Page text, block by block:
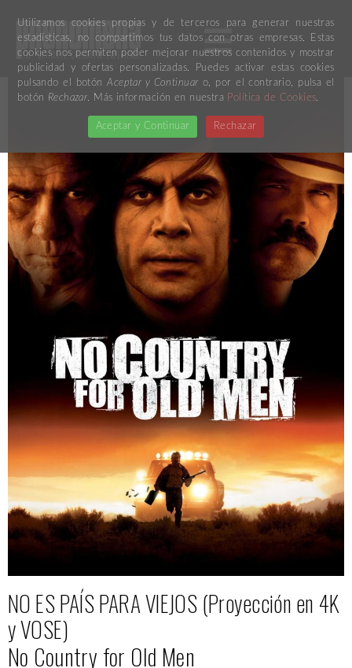
Utilizamos cookies propias y de terceros para generar nuestras
estadísticas, no compartimos tus datos con otras empresas. Estas
cookies nos permiten poder mejorar nuestros contenidos y mostrar
publicidad y ofertas personalizadas. Puedes activar estas cookies
pulsando el botónAceptar y Continuar o, por el contrario, pulsa el
botón Rechazar . Más información en nuestra Política de Cookies
Aceptar y Continuar Rechazar
NO ES PAÍS PARA VIEJOS (Proyección en 4K
y VOSE)
No Country for Old Men